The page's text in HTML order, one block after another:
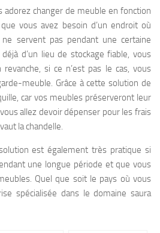
adorez changer de meuble en fonction
vous avez besoin d’un endroit où
servent pas pendant une certaine
d’un lieu de stockage fiable, vous
si ce n’est pas le cas, vous
meuble. Grâce à cette solution de
car vos meubles préserveront leur
allez devoir dépenser pour les frais
la chandelle.
est également très pratique si
une longue période et que vous
Quel que soit le pays où vous
spécialisée dans le domaine saura